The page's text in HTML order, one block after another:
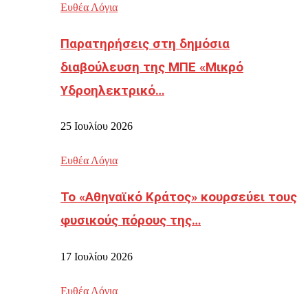
Ευθέα Λόγια
Παρατηρήσεις στη δημόσια
διαβούλευση της ΜΠΕ «Μικρό
Υδροηλεκτρικό…
25 Ιουλίου 2026
Ευθέα Λόγια
Το «Αθηναϊκό Κράτος» κουρσεύει τους
φυσικούς πόρους της…
17 Ιουλίου 2026
Ευθέα Λόγια